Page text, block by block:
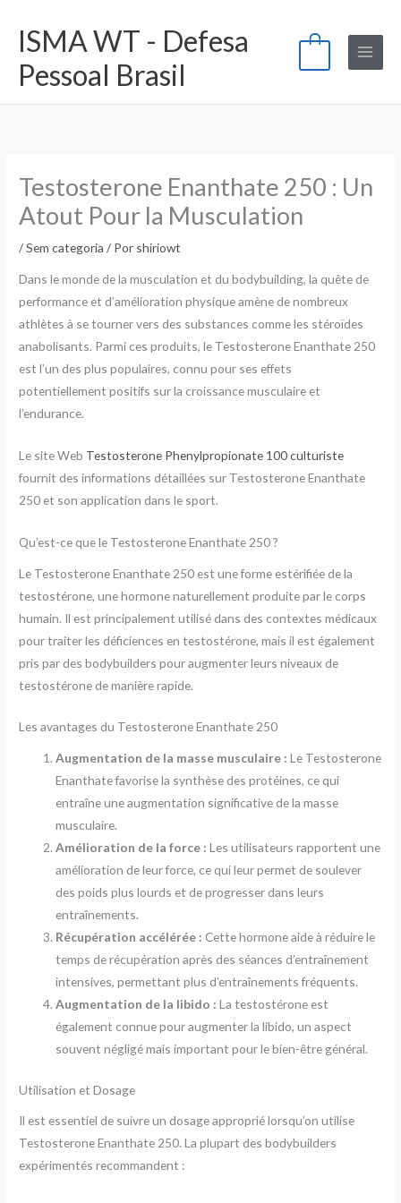
para
conteúdo
ISMA WT - Defesa
Pessoal Brasil
Testosterone Enanthate 250 : Un
Atout Pour la Musculation
/Sem categoria / Por shiriowt
Dans le monde de la musculation et du bodybuilding, la quête de
performance et d’amélioration physique amène de nombreux
athlètes à se tourner vers des substances comme les stéroïdes
anabolisants. Parmi ces produits, le Testosterone Enanthate 250
est l’un des plus populaires, connu pour ses effets
potentiellement positifs sur la croissance musculaire et
l’endurance.
Le site Web Testosterone Phenylpropionate 100 culturiste
fournit des informations détaillées sur Testosterone Enanthate
250 et son application dans le sport.
Qu’est-ce que le Testosterone Enanthate 250 ?
Le Testosterone Enanthate 250 est une forme estérifiée de la
testostérone, une hormone naturellement produite par le corps
humain. Il est principalement utilisé dans des contextes médicaux
pour traiter les déficiences en testostérone, mais il est également
pris par des bodybuilders pour augmenter leurs niveaux de
testostérone de manière rapide.
Les avantages du Testosterone Enanthate 250
Augmentation de la masse musculaire : Le Testosterone
Enanthate favorise la synthèse des protéines, ce qui
entraîne une augmentation significative de la masse
musculaire.
Amélioration de la force : Les utilisateurs rapportent une
amélioration de leur force, ce qui leur permet de soulever
des poids plus lourds et de progresser dans leurs
entraînements.
Récupération accélérée : Cette hormone aide à réduire le
temps de récupération après des séances d’entraînement
intensives, permettant plus d’entraînements fréquents.
Augmentation de la libido : La testostérone est
également connue pour augmenter la libido, un aspect
souvent négligé mais important pour le bien-être général.
Utilisation et Dosage
Il est essentiel de suivre un dosage approprié lorsqu’on utilise
Testosterone Enanthate 250. La plupart des bodybuilders
expérimentés recommandent :